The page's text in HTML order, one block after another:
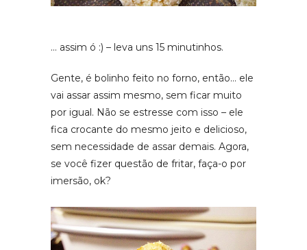
… assim ó :) – leva uns 15 minutinhos.
Gente, é bolinho feito no forno, então… ele
vai assar assim mesmo, sem ficar muito
por igual. Não se estresse com isso – ele
fica crocante do mesmo jeito e delicioso,
sem necessidade de assar demais. Agora,
se você fizer questão de fritar, faça-o por
imersão, ok?